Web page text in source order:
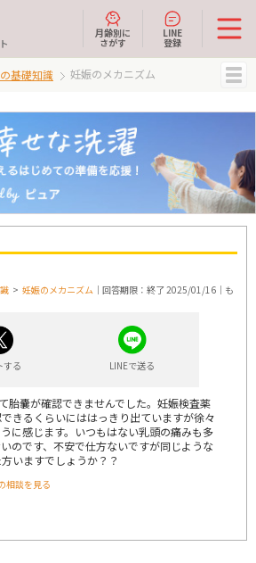
月齢別に
さがす
LINE
登録
基礎知識 妊娠のメカニズム
> 妊娠のメカニズム ｜回答期限：終了 2025/01/16｜も
する LINEで送る
胎嚢が確認できませんでした。妊娠検査薬
きるくらいにははっきり出ていますが徐々
に感じます。いつもはない乳頭の痛みも多
のです、不安で仕方ないですが同じような
いますでしょうか？？
相談を見る